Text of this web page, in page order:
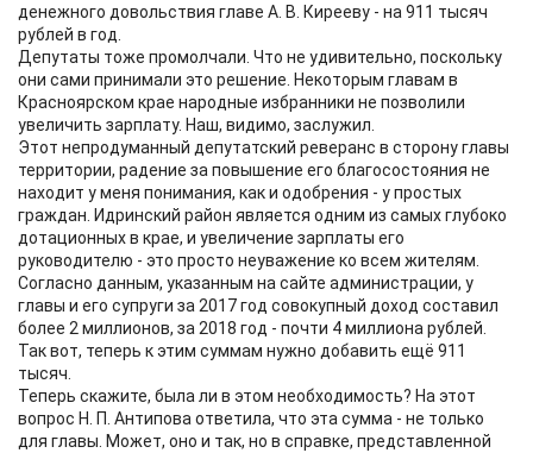
денежного довольствия главе А. В. Кирееву - на 911 тысяч
рублей в год.
Депутаты тоже промолчали. Что не удивительно, поскольку
они сами принимали это решение. Некоторым главам в
Красноярском крае народные избранники не позволили
увеличить зарплату. Наш, видимо, заслужил.
Этот непродуманный депутатский реверанс в сторону главы
территории, радение за повышение его благосостояния не
находит у меня понимания, как и одобрения - у простых
граждан. Идринский район является одним из самых глубоко
дотационных в крае, и увеличение зарплаты его
руководителю - это просто неуважение ко всем жителям.
Согласно данным, указанным на сайте администрации, у
главы и его супруги за 2017 год совокупный доход составил
более 2 миллионов, за 2018 год - почти 4 миллиона рублей.
Так вот, теперь к этим суммам нужно добавить ещё 911
тысяч.
Теперь скажите, была ли в этом необходимость? На этот
вопрос Н. П. Антипова ответила, что эта сумма - не только
для главы. Может, оно и так, но в справке, представленной